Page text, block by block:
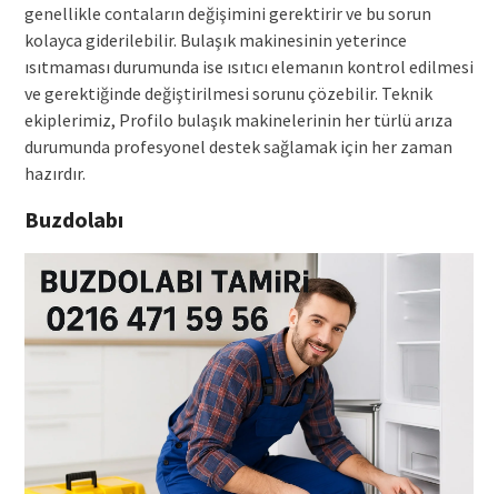
genellikle contaların değişimini gerektirir ve bu sorun
kolayca giderilebilir. Bulaşık makinesinin yeterince
ısıtmaması durumunda ise ısıtıcı elemanın kontrol edilmesi
ve gerektiğinde değiştirilmesi sorunu çözebilir. Teknik
ekiplerimiz, Profilo bulaşık makinelerinin her türlü arıza
durumunda profesyonel destek sağlamak için her zaman
hazırdır.
Buzdolabı